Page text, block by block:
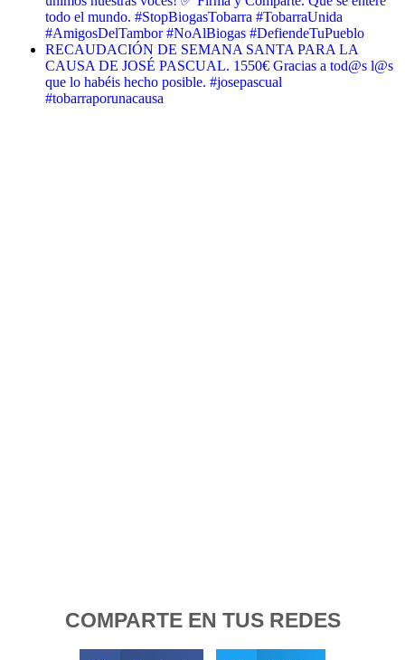
todo el mundo. #StopBiogasTobarra #TobarraUnida
#AmigosDelTambor #NoAlBiogas #DefiendeTuPueblo
RECAUDACIÓN DE SEMANA SANTA PARA LA
CAUSA DE JOSÉ PASCUAL. 1550€ Gracias a tod@s l@s
que lo habéis hecho posible. #josepascual
#tobarraporunacausa
COMPARTE EN TUS REDES